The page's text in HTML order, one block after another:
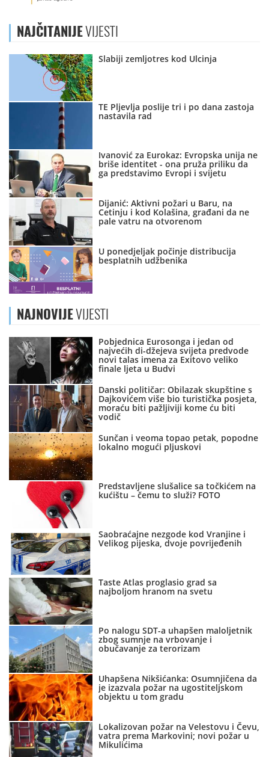
NAJČITANIJEVIJESTI
Slabiji zemljotres kod Ulcinja
TE Pljevlja poslije tri i po dana zastoja
nastavila rad
Ivanović za Eurokaz: Evropska unija ne
briše identitet - ona pruža priliku da
ga predstavimo Evropi i svijetu
Dijanić: Aktivni požari u Baru, na
Cetinju i kod Kolašina, građani da ne
pale vatru na otvorenom
U ponedjeljak počinje distribucija
besplatnih udžbenika
NAJNOVIJEVIJESTI
Pobjednica Eurosonga i jedan od
najvećih di-džejeva svijeta predvode
novi talas imena za Exitovo veliko
finale ljeta u Budvi
Danski političar: Obilazak skupštine s
Dajkovićem više bio turistička posjeta,
moraću biti pažljiviji kome ću biti
vodič
Sunčan i veoma topao petak, popodne
lokalno mogući pljuskovi
Predstavljene slušalice sa točkićem na
kućištu – čemu to služi? FOTO
Saobraćajne nezgode kod Vranjine i
Velikog pijeska, dvoje povrijeđenih
Taste Atlas proglasio grad sa
najboljom hranom na svetu
Po nalogu SDT-a uhapšen maloljetnik
zbog sumnje na vrbovanje i
obučavanje za terorizam
Uhapšena Nikšićanka: Osumnjičena da
je izazvala požar na ugostiteljskom
objektu u tom gradu
Lokalizovan požar na Velestovu i Čevu,
vatra prema Markovini; novi požar u
Mikulićima